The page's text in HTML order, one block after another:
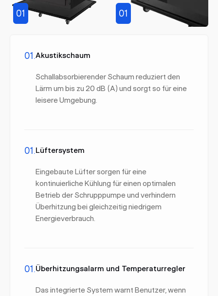
01 01
01.Akustikschaum
Schallabsorbierender Schaum reduziert den
Lärm um bis zu 20 dB (A) und sorgt so für eine
leisere Umgebung.
01.Lüftersystem
Eingebaute Lüfter sorgen für eine
kontinuierliche Kühlung für einen optimalen
Betrieb der Schrupppumpe und verhindern
Überhitzung bei gleichzeitig niedrigem
Energieverbrauch.
01.Überhitzungsalarm und Temperaturregler
Das integrierte System warnt Benutzer, wenn